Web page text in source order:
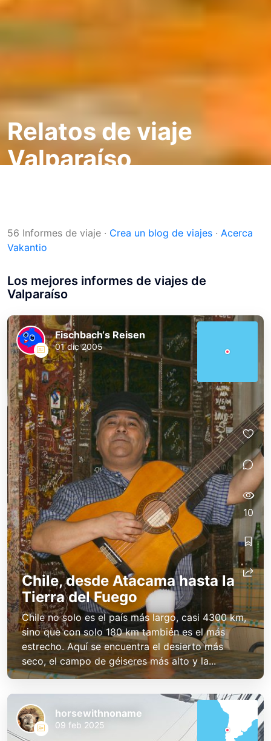
Relatos de viaje
Valparaíso
56 Informes de viaje · Crea un blog de viajes · Acerca
Vakantio
Los mejores informes de viajes de
Valparaíso
Chile, desde Atacama hasta la
Tierra del Fuego
Chile no solo es el país más largo, casi 4300 km,
sino que con solo 180 km también es el más
estrecho. Aquí se encuentra el desierto más
seco, el campo de géiseres más alto y la...
Fischbach‘s Reisen
01 dic 2005
10
horsewithnoname
09 feb 2025